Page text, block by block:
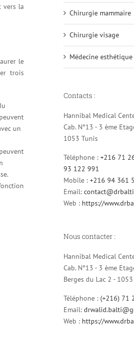
vers la
le
trois
un
Chirurgie mammaire
Chirurgie visage
Médecine
Contacts :
Hannibal Medical
Cab. N°13 - 3 ème
1053 Tunis
Téléphone : +216 71
93 122 991
Mobile : +216 94 361
Email:
Web : https://
Nous contacter :
Hannibal Medical
Cab. N°13 - 3 ème
Berges du Lac 2 -
Téléphone : (+216) 71
Email:
Web : https://